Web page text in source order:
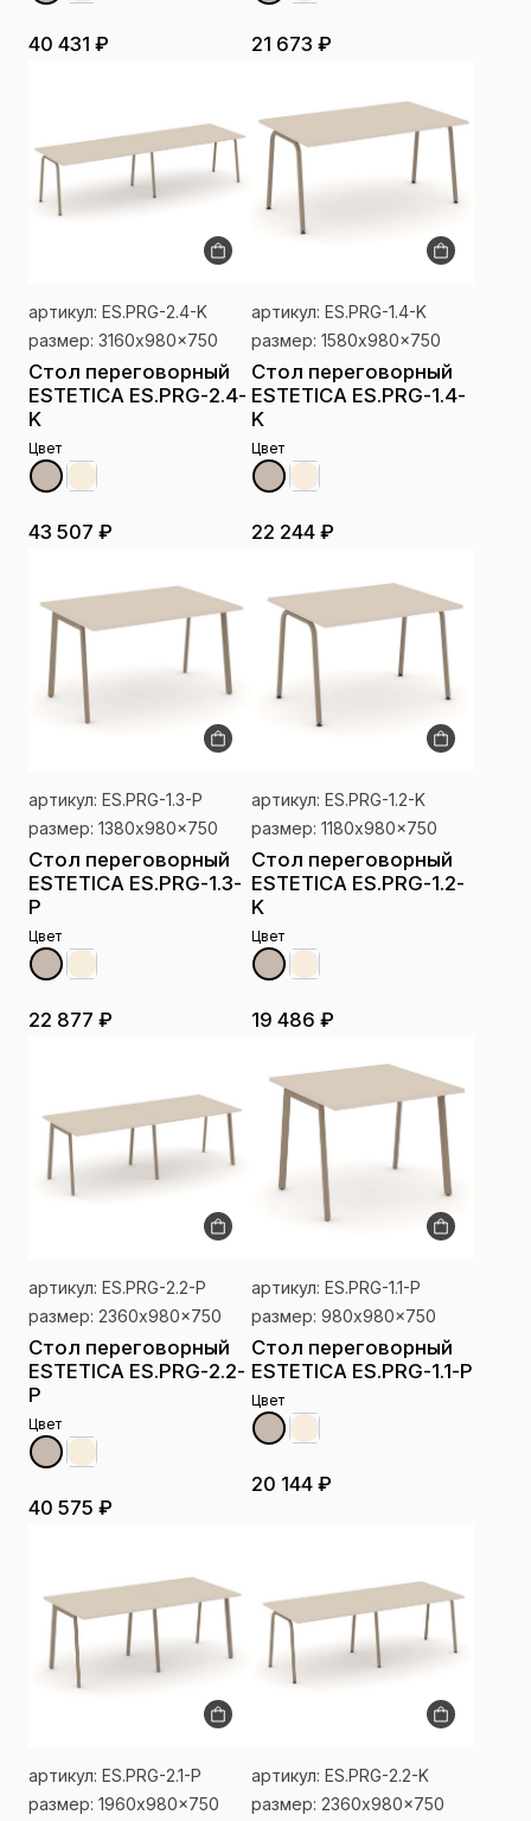
40 431 ₽ 21 673 ₽
артикул: ES.PRG-2.4-K
размер: 3160x980x750
Стол переговорный
ESTETICA ES.PRG-2.4-
K
Цвет
43 507 ₽
артикул: ES.PRG-1.4-K
размер: 1580x980x750
Стол переговорный
ESTETICA ES.PRG-1.4-
K
Цвет
22 244 ₽
артикул: ES.PRG-1.3-P
размер: 1380x980x750
Стол переговорный
ESTETICA ES.PRG-1.3-
P
Цвет
22 877 ₽
артикул: ES.PRG-1.2-K
размер: 1180x980x750
Стол переговорный
ESTETICA ES.PRG-1.2-
K
Цвет
19 486 ₽
артикул: ES.PRG-2.2-P
размер: 2360x980x750
Стол переговорный
ESTETICA ES.PRG-2.2-
P
Цвет
40 575 ₽
артикул: ES.PRG-1.1-P
размер: 980x980x750
Стол переговорный
ESTETICA ES.PRG-1.1-P
Цвет
20 144 ₽
артикул: ES.PRG-2.1-P
размер: 1960x980x750
артикул: ES.PRG-2.2-K
размер: 2360x980x750